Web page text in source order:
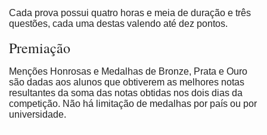
Cada prova possui quatro horas e meia de duração e três
questões, cada uma destas valendo até dez pontos.
Premiação
Menções Honrosas e Medalhas de Bronze, Prata e Ouro
são dadas aos alunos que obtiverem as melhores notas
resultantes da soma das notas obtidas nos dois dias da
competição. Não há limitação de medalhas por país ou por
universidade.